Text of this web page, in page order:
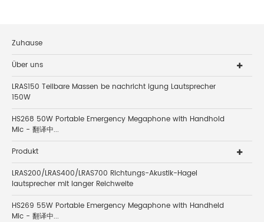
Zuhause
Über uns
LRAS150 Teilbare Massen be nachricht igung Lautsprecher
150W
HS268 50W Portable Emergency Megaphone with Handhold
Mic - 翻译中...
Produkt
LRAS200/LRAS400/LRAS700 Richtungs-Akustik-Hagel
lautsprecher mit langer Reichweite
HS269 55W Portable Emergency Megaphone with Handheld
Mic - 翻译中...